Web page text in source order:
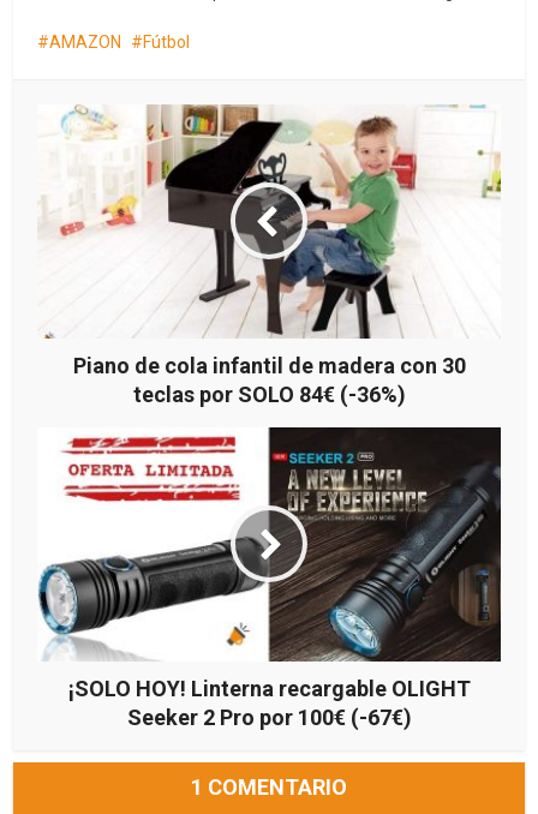
AMAZON Fútbol
Piano de cola infantil de madera con 30
teclas por SOLO 84€ (-36%)
¡SOLO HOY! Linterna recargable OLIGHT
Seeker 2 Pro por 100€ (-67€)
1 COMENTARIO